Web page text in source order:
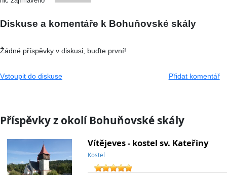
Diskuse a komentáře k Bohuňovské skály
Žádné příspěvky v diskusi, buďte první!
Vstoupit do diskuse Přidat komentář
Příspěvky z okolí Bohuňovské skály
Vítějeves - kostel sv. Kateřiny
Kostel